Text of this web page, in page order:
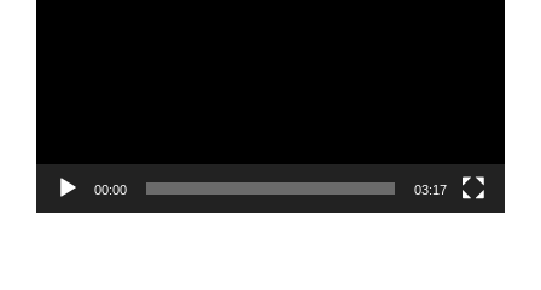
00:00 03:17